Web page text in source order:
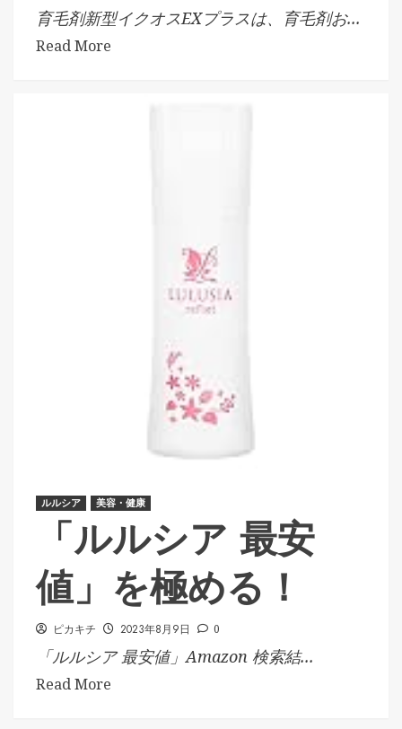
育毛剤新型イクオスEXプラスは、育毛剤お...
Read More
ルルシア 美容・健康
「ルルシア 最安
値」を極める！
ピカキチ 2023年8月9日 0
「ルルシア 最安値」Amazon 検索結...
Read More